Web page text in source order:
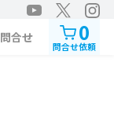
合せ 0
問合せ依頼